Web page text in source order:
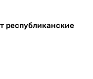
республиканские